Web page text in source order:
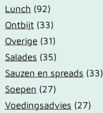
Lunch (92)
Ontbijt (33)
Overige (31)
Salades (35)
Sauzen en spreads (33)
Soepen (27)
Voedingsadvies (27)